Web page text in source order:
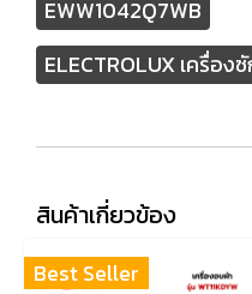
EWW1042Q7WB
ELECTROLUX เครื่อ
สินค้าเกี่ยวข้อง
Best Seller